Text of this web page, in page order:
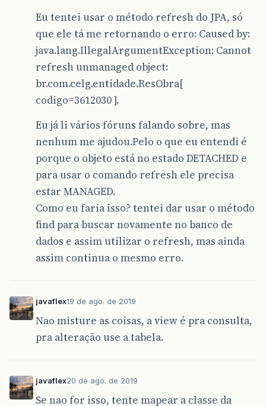
Eu tentei usar o método refresh do JPA, só
que ele tá me retornando o erro: Caused by:
java.lang.IllegalArgumentException: Cannot
refresh unmanaged object:
br.com.celg.entidade.ResObra[
codigo=3612030 ].
Eu já li vários fóruns falando sobre, mas
nenhum me ajudou.Pelo o que eu entendi é
porque o objeto está no estado DETACHED e
para usar o comando refresh ele precisa
estar MANAGED.
Como eu faria isso? tentei dar usar o método
find para buscar novamente no banco de
dados e assim utilizar o refresh, mas ainda
assim continua o mesmo erro.
javaflex19 de ago. de 2019
Nao misture as coisas, a view é pra consulta,
pra alteração use a tabela.
javaflex20 de ago. de 2019
Se nao for isso, tente mapear a classe da